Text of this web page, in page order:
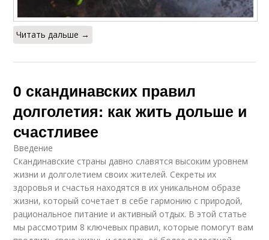
Читать дальше →
0 скандинавских правил
долголетия: как жить дольше и
счастливее
Введение
Скандинавские страны давно славятся высоким уровнем
жизни и долголетием своих жителей. Секреты их
здоровья и счастья находятся в их уникальном образе
жизни, который сочетает в себе гармонию с природой,
рациональное питание и активный отдых. В этой статье
мы рассмотрим 8 ключевых правил, которые помогут вам